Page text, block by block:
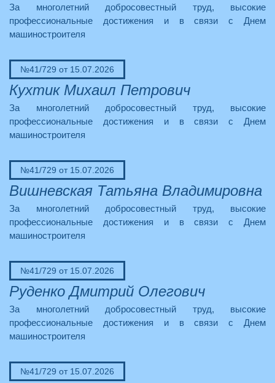
За многолетний добросовестный труд, высокие
профессиональные достижения и в связи с Днем
машиностроителя
№41/729 от 15.07.2026
Кухтик Михаил Петрович
За многолетний добросовестный труд, высокие
профессиональные достижения и в связи с Днем
машиностроителя
№41/729 от 15.07.2026
Вишневская Татьяна Владимировна
За многолетний добросовестный труд, высокие
профессиональные достижения и в связи с Днем
машиностроителя
№41/729 от 15.07.2026
Руденко Дмитрий Олегович
За многолетний добросовестный труд, высокие
профессиональные достижения и в связи с Днем
машиностроителя
№41/729 от 15.07.2026